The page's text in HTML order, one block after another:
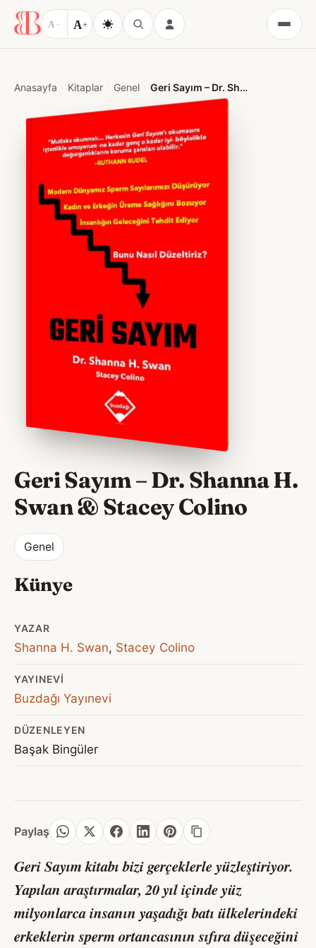
A − A+
Menü
Anasayfa Kitaplar Genel Geri Sayım – Dr. Shanna H. Swan & Stacey Colino
Geri Sayım – Dr. Shanna H.
Swan & Stacey Colino
Genel
Künye
YAZAR
Shanna H. Swan, Stacey Colino
YAYINEVI
Buzdağı Yayınevi
DÜZENLEYEN
Başak Bingüler
Paylaş
Geri Sayım kitabı bizi gerçeklerle yüzleştiriyor.
Yapılan araştırmalar, 20 yıl içinde yüz
milyonlarca insanın yaşadığı batı ülkelerindeki
erkeklerin sperm ortancasının sıfıra düşeceğini